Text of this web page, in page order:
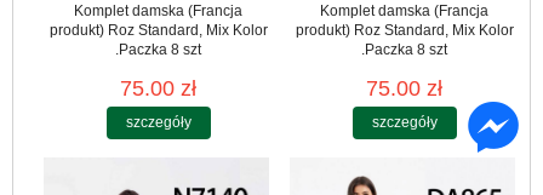
Komplet damska (Francja
produkt) Roz Standard, Mix Kolor
.Paczka 8 szt
75.00 zł
szczegóły
Komplet damska (Francja
produkt) Roz Standard, Mix Kolor
.Paczka 8 szt
75.00 zł
szczegóły